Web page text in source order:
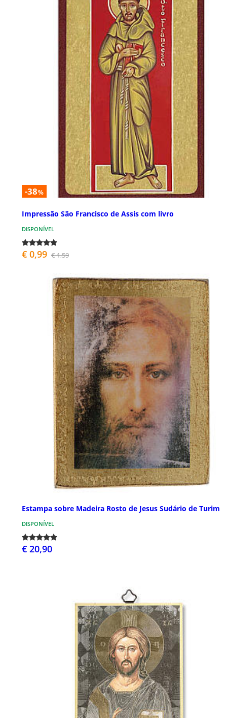
-38%
Impressão São Francisco de Assis com livro
DISPONÍVEL
€ 0,99 € 1,59
Estampa sobre Madeira Rosto de Jesus Sudário de Turim
DISPONÍVEL
€ 20,90